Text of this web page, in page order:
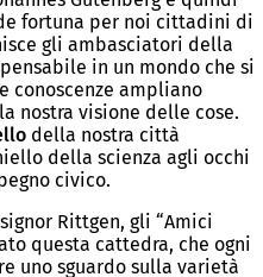
fortuna per noi cittadini di
gli ambasciatori della
in un mondo che si
conoscenze ampliano
nostra visione delle cose.
della nostra città
della scienza agli occhi
civico.
Rittgen, gli “Amici
questa cattedra, che ogni
uno sguardo sulla varietà